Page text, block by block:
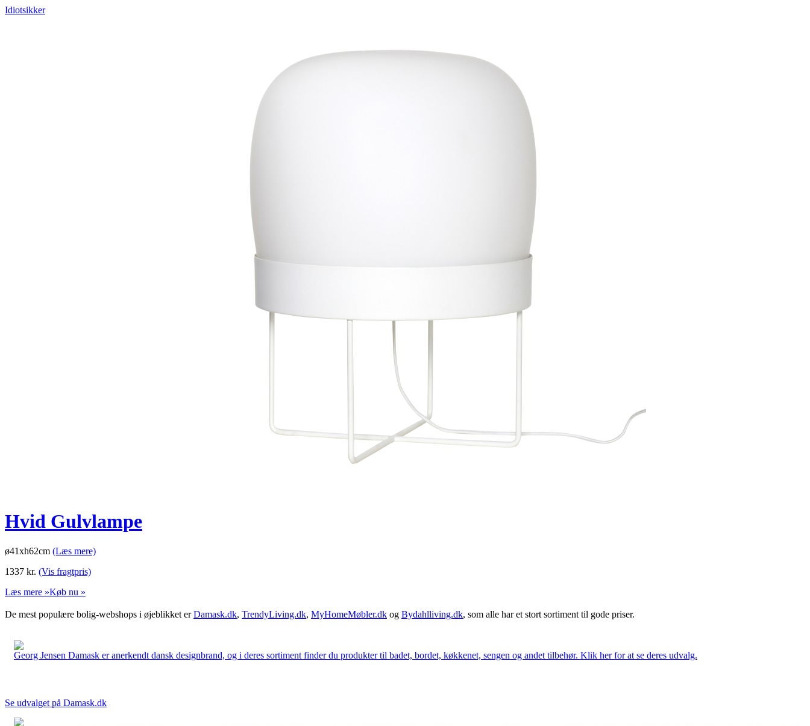
Idiotsikker
Hvid Gulvlampe
ø41xh62cm (Læs mere)
1337 kr. (Vis fragtpris)
Læs mere »Køb nu »
De mest populære bolig-webshops i øjeblikket erDamask.dk, TrendyLiving.dk, MyHomeMøbler.dk og Bydahlliving.dk, som alle har et stort sortiment til gode priser.
Georg Jensen Damask er anerkendt dansk designbrand, og i deres sortiment finder du produkter til badet, bordet, køkkenet, sengen og andet tilbehør. Klik her for at se deres udvalg.
Se udvalget på Damask.dk